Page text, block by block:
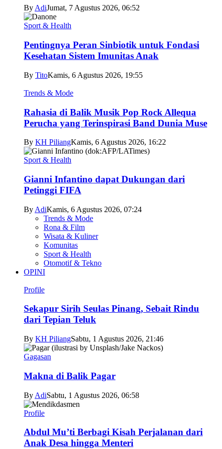
ByAdiJumat, 7 Agustus 2026, 06:52
Sport & Health
Pentingnya Peran Sinbiotik untuk Fondasi
Kesehatan Sistem Imunitas Anak
By TitoKamis, 6 Agustus 2026, 19:55
Trends & Mode
Rahasia di Balik Musik Pop Rock Allequa
Perucha yang Terinspirasi Band Dunia Muse
By KH PiliangKamis, 6 Agustus 2026, 16:22
Sport & Health
Gianni Infantino dapat Dukungan dari
Petinggi FIFA
By AdiKamis, 6 Agustus 2026, 07:24
Trends & Mode
Rona & Film
Wisata & Kuliner
Komunitas
Sport & Health
Otomotif & Tekno
OPINI
Profile
Sekapur Sirih Seulas Pinang, Sebait Rindu
dari Tepian Teluk
By KH PiliangSabtu, 1 Agustus 2026, 21:46
Gagasan
Makna di Balik Pagar
By AdiSabtu, 1 Agustus 2026, 06:58
Profile
Abdul Mu’ti Berbagi Kisah Perjalanan dari
Anak Desa hingga Menteri